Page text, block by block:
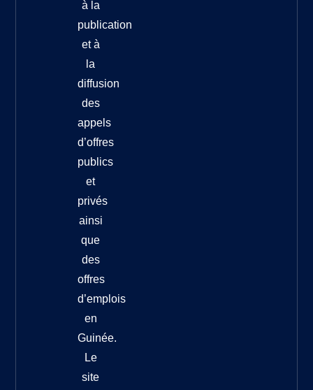
à la
publication
et à
la
diffusion
des
appels
d’offres
publics
et
privés
ainsi
que
des
offres
d’emplois
en
Guinée.
Le
site